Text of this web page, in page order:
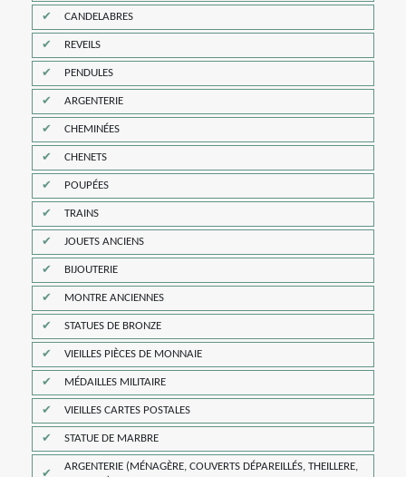
CANDELABRES
REVEILS
PENDULES
ARGENTERIE
CHEMINÉES
CHENETS
POUPÉES
TRAINS
JOUETS ANCIENS
BIJOUTERIE
MONTRE ANCIENNES
STATUES DE BRONZE
VIEILLES PIÈCES DE MONNAIE
MÉDAILLES MILITAIRE
VIEILLES CARTES POSTALES
STATUE DE MARBRE
ARGENTERIE (MÉNAGÈRE, COUVERTS DÉPAREILLÉS, THEILLERE,